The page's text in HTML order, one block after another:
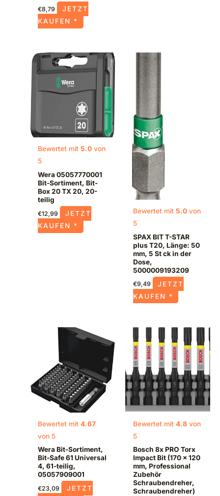
€8,79
JETZT
KAUFEN *
Bewertet mit5.0 von
5
Wera 05057770001
Bit-Sortiment, Bit-
Box 20 TX 20, 20-
teilig
€12,99
JETZT
KAUFEN *
Bewertet mit 5.0von
5
SPAX BIT T-STAR
plus T20, Länge: 50
mm, 5 St ck in der
Dose,
5000009193209
€9,49
JETZT
KAUFEN *
Bewertet mit4.67
von 5
Wera Bit-Sortiment,
Bit-Safe 61 Universal
4, 61-teilig,
05057909001
€23,09
JETZT
Bewertet mit 4.8von
5
Bosch 8x PRO Torx
Impact Bit (170 x 120
mm, Professional
Zubehör
Schraubendreher,
Schraubendreher)